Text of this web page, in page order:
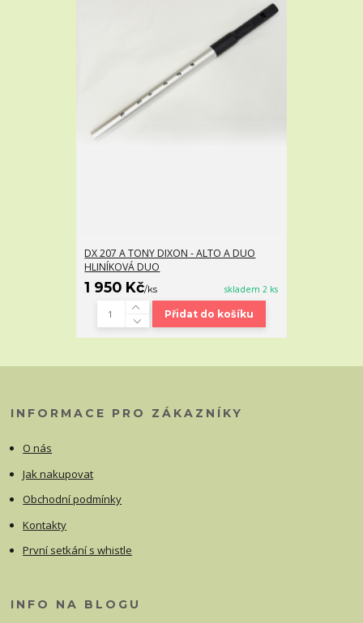
DX 207 A TONY DIXON - ALTO A DUO
HLINÍKOVÁ DUO
1 950 Kč/ks skladem 2 ks
Přidat do košíku
INFORMACE PRO ZÁKAZNÍKY
O nás
Jak nakupovat
Obchodní podmínky
Kontakty
První setkání s whistle
INFO NA BLOGU